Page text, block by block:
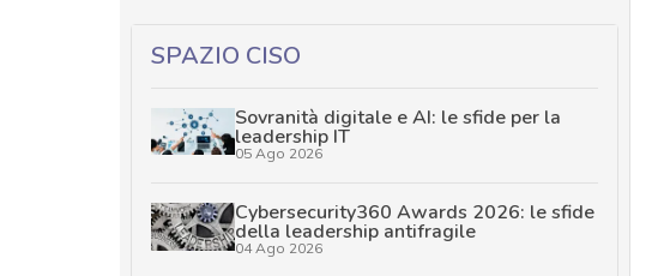
SPAZIO CISO
Sovranità digitale e AI: le sfide per la
leadership IT
05 Ago 2026
Cybersecurity360 Awards 2026: le sfide
della leadership antifragile
04 Ago 2026